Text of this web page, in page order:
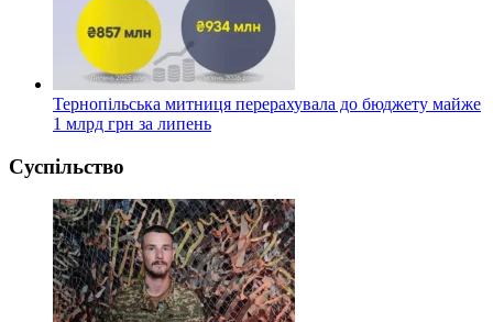
Тернопільська митниця перерахувала до бюджету майже
1 млрд грн за липень
Суспільство